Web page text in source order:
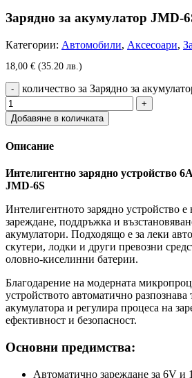
Зарядно за акумулатор JMD-
Категории: Автомобили, Аксесоари,
18,00 € (35.20 лв.)
количество за Зарядно за
Добавяне в количката
Описание
Интелигентно зарядно устройство
JMD-6S
Интелигентното зарядно устройство
зареждане, поддръжка и
акумулатори. Подходящо е за леки
скутери, лодки и други превозни
оловно-киселинни батерии.
Благодарение на модерната
устройството автоматично
акумулатора и регулира процеса на
ефективност и безопасност.
Основни предимства:
Автоматично зареждане за 6V и